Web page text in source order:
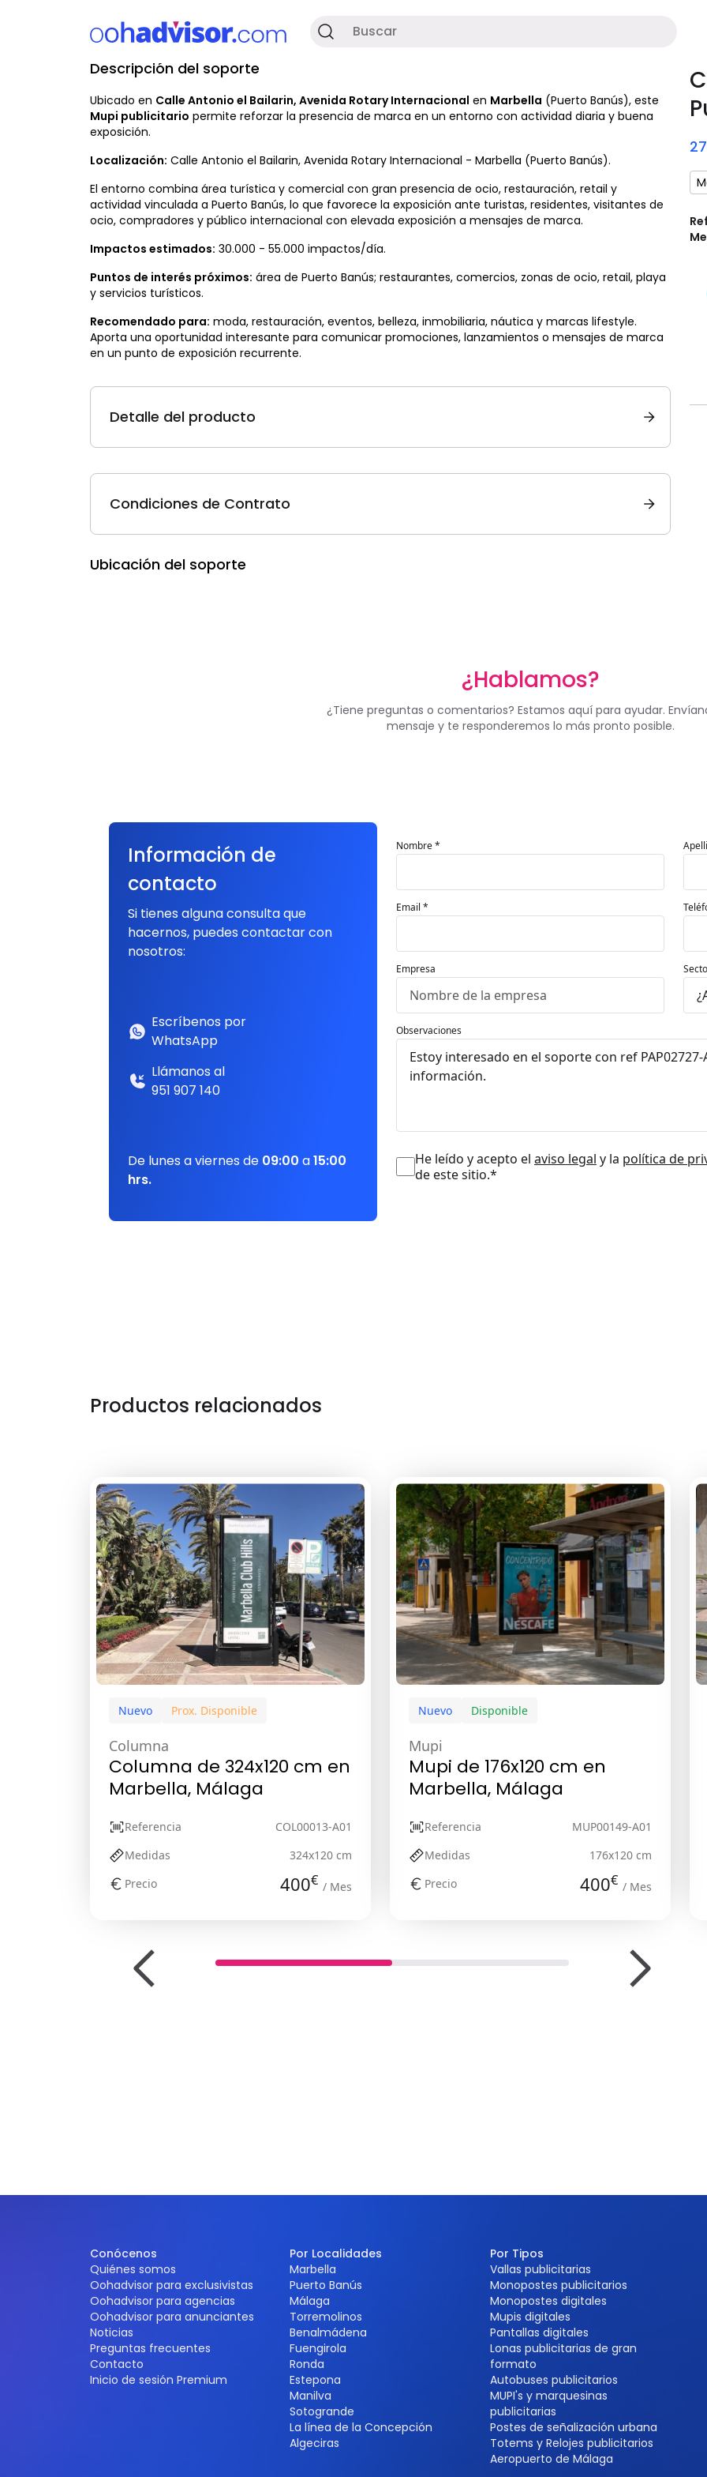
No Disponible
Descripción del soporte
Ubicado en Calle Antonio el Bailarin, Avenida Rotary Internacional en Marbella (Puerto Banús), este
Mupi publicitario permite reforzar la presencia de marca en un entorno con actividad diaria y buena
exposición.
Localización: Calle Antonio el Bailarin, Avenida Rotary Internacional - Marbella (Puerto Banús).
El entorno combina área turística y comercial con gran presencia de ocio, restauración, retail y
actividad vinculada a Puerto Banús, lo que favorece la exposición ante turistas, residentes, visitantes de
ocio, compradores y público internacional con elevada exposición a mensajes de marca.
Impactos estimados: 30.000 - 55.000 impactos/día.
Puntos de interés próximos: área de Puerto Banús; restaurantes, comercios, zonas de ocio, retail, playa
y servicios turísticos.
Recomendado para: moda, restauración, eventos, belleza, inmobiliaria, náutica y marcas lifestyle.
Aporta una oportunidad interesante para comunicar promociones, lanzamientos o mensajes de marca
en un punto de exposición recurrente.
Detalle del producto
Condiciones de Contrato
Ubicación del soporte
¿Hablamos?
¿Tiene preguntas o comentarios? Estamos aquí para ayudar.
mensaje y te responderemos lo más pronto posible.
Información de
contacto
Si tienes alguna consulta que
hacernos, puedes contactar con
nosotros:
Escríbenos por
WhatsApp
Llámanos al
951 907 140
De lunes a viernes de 09:00 a15:00
hrs.
Nombre *
Email *
Empresa
Observaciones
He leído y acepto el aviso legal y la política de
de este sitio.*
Productos relacionados
Nuevo Prox. Disponible
Columna
Columna de 324x120 cm en
Marbella, Málaga
Referencia
COL00013-A01
Medidas
324x120 cm
Precio
400€ / Mes
Nuevo Disponible
Mupi
Mupi de 176x120 cm en
Marbella, Málaga
Referencia
MUP00149-A01
Medidas
176x120 cm
Precio
400€ / Mes
Conócenos
Quiénes somos
Oohadvisor para exclusivistas
Oohadvisor para agencias
Oohadvisor para anunciantes
Noticias
Preguntas frecuentes
Contacto
Inicio de sesión Premium
Por Localidades
Marbella
Puerto Banús
Málaga
Torremolinos
Benalmádena
Fuengirola
Ronda
Estepona
Manilva
Sotogrande
La línea de la Concepción
Algeciras
Por Tipos
Vallas publicitarias
Monopostes publicitarios
Monopostes digitales
Mupis digitales
Pantallas digitales
Lonas publicitarias de gran
formato
Autobuses publicitarios
MUPI's y marquesinas
publicitarias
Postes de señalización urbana
Totems y Relojes publicitarios
Aeropuerto de Málaga